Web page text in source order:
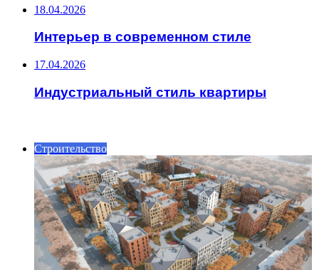
18.04.2026
Интерьер в современном стиле
17.04.2026
Индустриальный стиль квартиры
Строительство